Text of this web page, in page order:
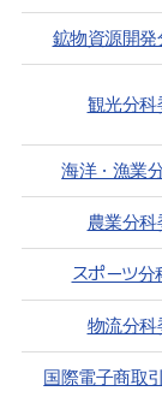
6. 削除
7. 海洋・
8. 観光
9. 鉱物
2017. 9.
10. エネ
新設）
11. 削除
12. 生命
13. 農業
14. スポ
鉱物資源開
観光分科
海洋・漁業
農業分
スポーツ
物流分科
国際電子商取